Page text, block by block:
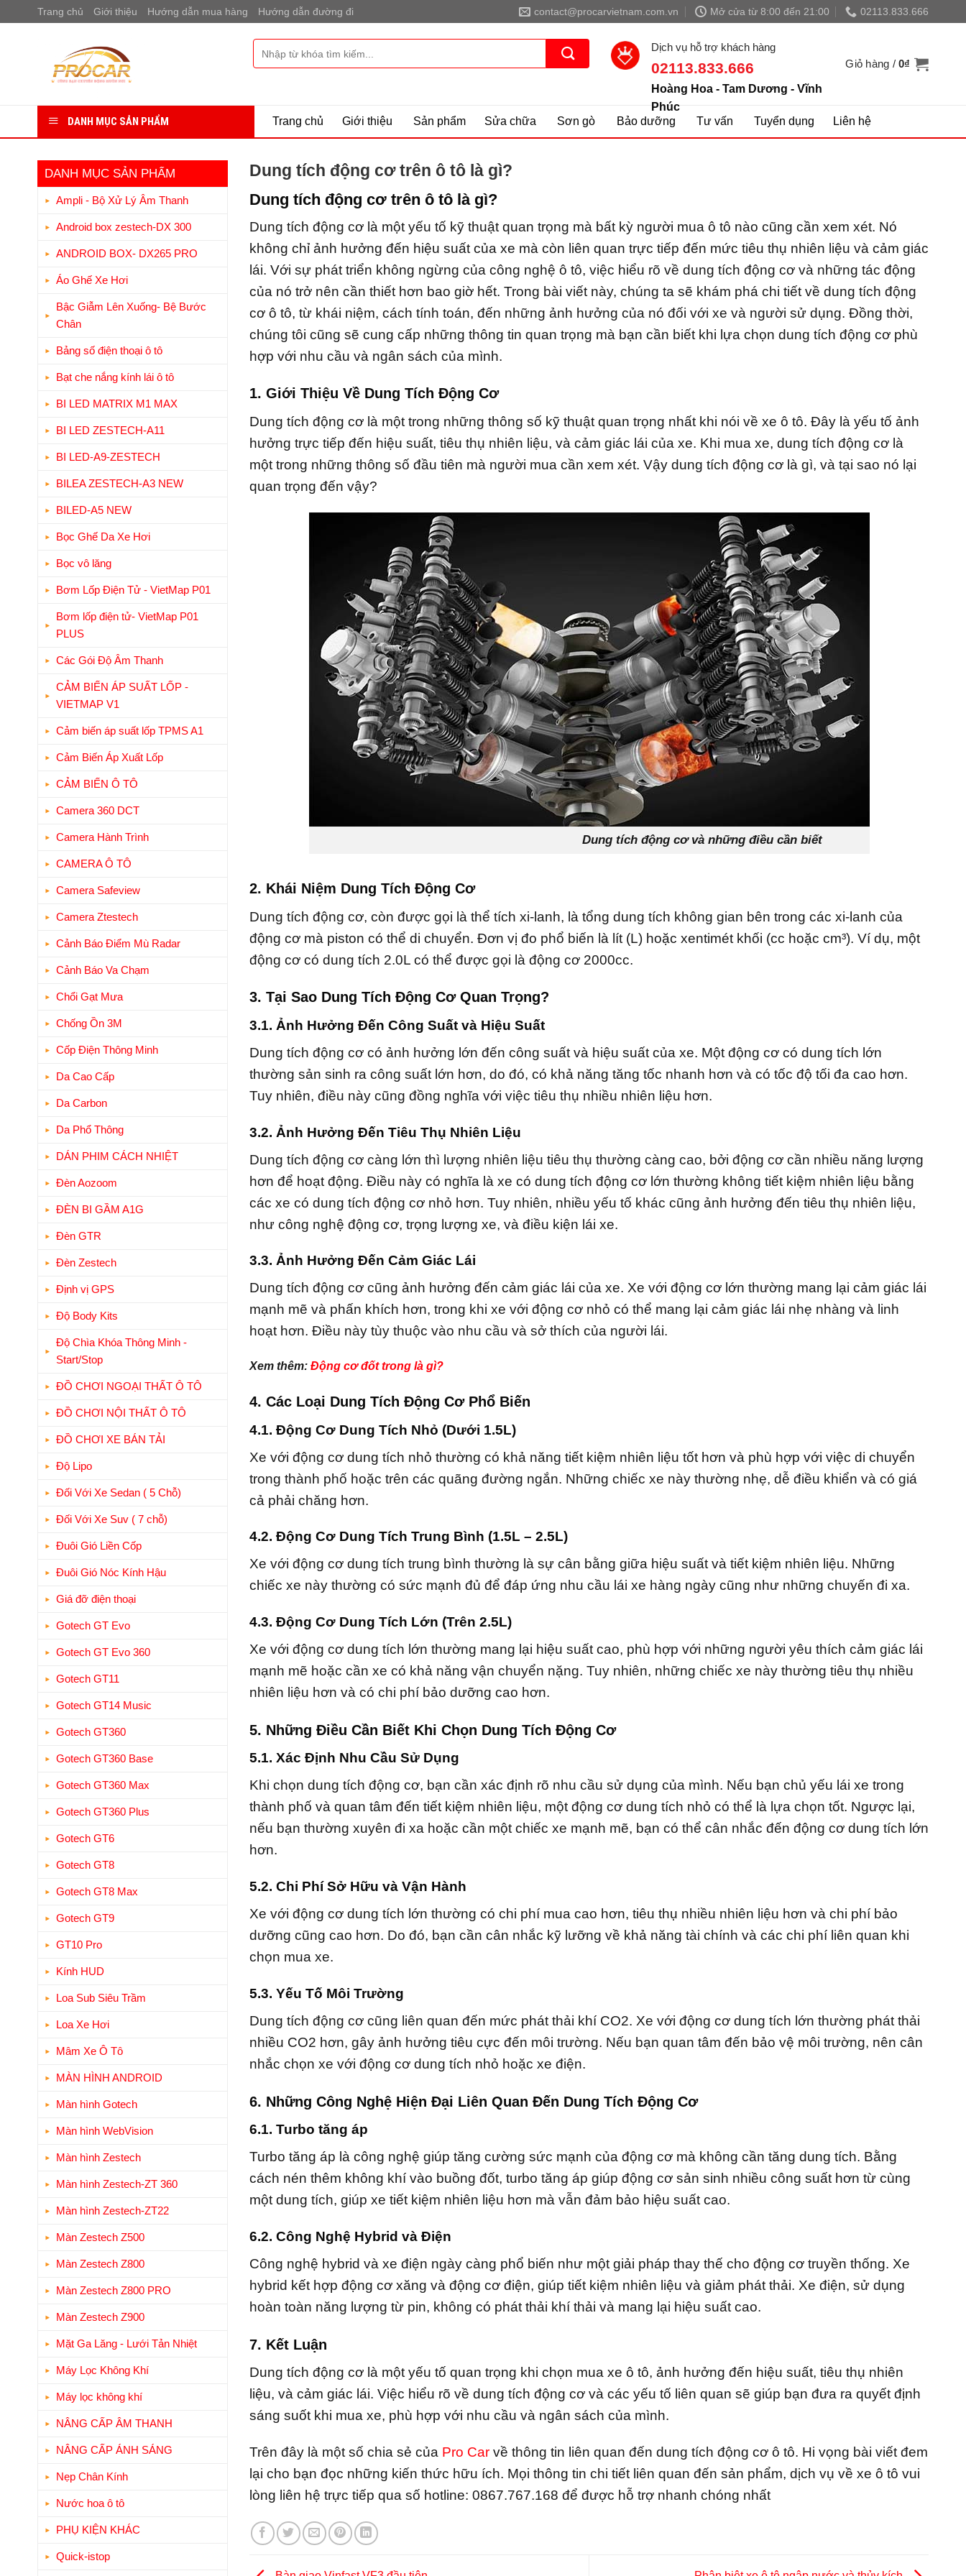
qua
Trang chủ Giới thiệu Hướng dẫn mua hàng Hướng dẫn đường đi contact@procarvietnam.com.vn Mở cửa từ 8:00 đến 21:00 02113.833.666
kiếm:
Dịch vụ hỗ trợ khách hàng
02113.833.666
Hoàng Hoa - Tam Dương - Vĩnh
Phúc
Giỏ hàng /0₫
DANH MỤC SẢN PHẨM Trang chủ Giới thiệu Sản phẩm Sửa chữa Sơn gò Bảo dưỡng Tư vấn Tuyển dụng Liên hệ
DANH MỤC SẢN PHẨM
Ampli - Bộ Xử Lý Âm Thanh
Android box zestech-DX 300
ANDROID BOX- DX265 PRO
Áo Ghế Xe Hơi
Bậc Giẫm Lên Xuống- Bệ Bước
Chân
Bảng số điện thoại ô tô
Bạt che nắng kính lái ô tô
BI LED MATRIX M1 MAX
BI LED ZESTECH-A11
BI LED-A9-ZESTECH
BILEA ZESTECH-A3 NEW
BILED-A5 NEW
Bọc Ghế Da Xe Hơi
Bọc vô lăng
Bơm Lốp Điện Tử - VietMap P01
Bơm lốp điện tử- VietMap P01
PLUS
Các Gói Độ Âm Thanh
CẢM BIẾN ÁP SUẤT LỐP -
VIETMAP V1
Cảm biến áp suất lốp TPMS A1
Cảm Biến Áp Xuất Lốp
CẢM BIẾN Ô TÔ
Camera 360 DCT
Camera Hành Trình
CAMERA Ô TÔ
Camera Safeview
Camera Ztestech
Cảnh Báo Điểm Mù Radar
Cảnh Báo Va Chạm
Chổi Gạt Mưa
Chống Ồn 3M
Cốp Điện Thông Minh
Da Cao Cấp
Da Carbon
Da Phổ Thông
DÁN PHIM CÁCH NHIỆT
Đèn Aozoom
ĐÈN BI GẦM A1G
Đèn GTR
Đèn Zestech
Định vị GPS
Độ Body Kits
Độ Chìa Khóa Thông Minh -
Start/Stop
ĐỒ CHƠI NGOẠI THẤT Ô TÔ
ĐỒ CHƠI NỘI THẤT Ô TÔ
ĐỒ CHƠI XE BÁN TẢI
Độ Lipo
Đối Với Xe Sedan ( 5 Chỗ)
Đối Với Xe Suv ( 7 chỗ)
Đuôi Gió Liền Cốp
Đuôi Gió Nóc Kính Hậu
Giá đỡ điện thoại
Gotech GT Evo
Gotech GT Evo 360
Gotech GT11
Gotech GT14 Music
Gotech GT360
Gotech GT360 Base
Gotech GT360 Max
Gotech GT360 Plus
Gotech GT6
Gotech GT8
Gotech GT8 Max
Gotech GT9
GT10 Pro
Kính HUD
Loa Sub Siêu Trầm
Loa Xe Hơi
Mâm Xe Ô Tô
MÀN HÌNH ANDROID
Màn hình Gotech
Màn hình WebVision
Màn hình Zestech
Màn hình Zestech-ZT 360
Màn hình Zestech-ZT22
Màn Zestech Z500
Màn Zestech Z800
Màn Zestech Z800 PRO
Màn Zestech Z900
Mặt Ga Lăng - Lưới Tản Nhiệt
Máy Lọc Không Khí
Máy lọc không khí
NÂNG CẤP ÂM THANH
NÂNG CẤP ÁNH SÁNG
Nẹp Chân Kính
Nước hoa ô tô
PHỤ KIỆN KHÁC
Quick-istop
Dung tích động cơ trên ô tô là gì?
Dung tích động cơ trên ô tô là gì?
Dung tích động cơ là một yếu tố kỹ thuật quan trọng mà bất kỳ người mua ô tô nào cũng cần xem xét. Nó
không chỉ ảnh hưởng đến hiệu suất của xe mà còn liên quan trực tiếp đến mức tiêu thụ nhiên liệu và cảm giác
lái. Với sự phát triển không ngừng của công nghệ ô tô, việc hiểu rõ về dung tích động cơ và những tác động
của nó trở nên cần thiết hơn bao giờ hết. Trong bài viết này, chúng ta sẽ khám phá chi tiết về dung tích động
cơ ô tô, từ khái niệm, cách tính toán, đến những ảnh hưởng của nó đối với xe và người sử dụng. Đồng thời,
chúng tôi cũng sẽ cung cấp những thông tin quan trọng mà bạn cần biết khi lựa chọn dung tích động cơ phù
hợp với nhu cầu và ngân sách của mình.
1. Giới Thiệu Về Dung Tích Động Cơ
Dung tích động cơ là một trong những thông số kỹ thuật quan trọng nhất khi nói về xe ô tô. Đây là yếu tố ảnh
hưởng trực tiếp đến hiệu suất, tiêu thụ nhiên liệu, và cảm giác lái của xe. Khi mua xe, dung tích động cơ là
một trong những thông số đầu tiên mà người mua cần xem xét. Vậy dung tích động cơ là gì, và tại sao nó lại
quan trọng đến vậy?
Dung tích động cơ và những điều cần biết
2. Khái Niệm Dung Tích Động Cơ
Dung tích động cơ, còn được gọi là thể tích xi-lanh, là tổng dung tích không gian bên trong các xi-lanh của
động cơ mà piston có thể di chuyển. Đơn vị đo phổ biến là lít (L) hoặc xentimét khối (cc hoặc cm³). Ví dụ, một
động cơ có dung tích 2.0L có thể được gọi là động cơ 2000cc.
3. Tại Sao Dung Tích Động Cơ Quan Trọng?
3.1. Ảnh Hưởng Đến Công Suất và Hiệu Suất
Dung tích động cơ có ảnh hưởng lớn đến công suất và hiệu suất của xe. Một động cơ có dung tích lớn
thường sản sinh ra công suất lớn hơn, do đó, có khả năng tăng tốc nhanh hơn và có tốc độ tối đa cao hơn.
Tuy nhiên, điều này cũng đồng nghĩa với việc tiêu thụ nhiều nhiên liệu hơn.
3.2. Ảnh Hưởng Đến Tiêu Thụ Nhiên Liệu
Dung tích động cơ càng lớn thì lượng nhiên liệu tiêu thụ thường càng cao, bởi động cơ cần nhiều năng lượng
hơn để hoạt động. Điều này có nghĩa là xe có dung tích động cơ lớn thường không tiết kiệm nhiên liệu bằng
các xe có dung tích động cơ nhỏ hơn. Tuy nhiên, nhiều yếu tố khác cũng ảnh hưởng đến tiêu thụ nhiên liệu,
như công nghệ động cơ, trọng lượng xe, và điều kiện lái xe.
3.3. Ảnh Hưởng Đến Cảm Giác Lái
Dung tích động cơ cũng ảnh hưởng đến cảm giác lái của xe. Xe với động cơ lớn thường mang lại cảm giác lái
mạnh mẽ và phấn khích hơn, trong khi xe với động cơ nhỏ có thể mang lại cảm giác lái nhẹ nhàng và linh
hoạt hơn. Điều này tùy thuộc vào nhu cầu và sở thích của người lái.
Xem thêm: Động cơ đốt trong là gì?
4. Các Loại Dung Tích Động Cơ Phổ Biến
4.1. Động Cơ Dung Tích Nhỏ (Dưới 1.5L)
Xe với động cơ dung tích nhỏ thường có khả năng tiết kiệm nhiên liệu tốt hơn và phù hợp với việc di chuyển
trong thành phố hoặc trên các quãng đường ngắn. Những chiếc xe này thường nhẹ, dễ điều khiển và có giá
cả phải chăng hơn.
4.2. Động Cơ Dung Tích Trung Bình (1.5L – 2.5L)
Xe với động cơ dung tích trung bình thường là sự cân bằng giữa hiệu suất và tiết kiệm nhiên liệu. Những
chiếc xe này thường có sức mạnh đủ để đáp ứng nhu cầu lái xe hàng ngày cũng như những chuyến đi xa.
4.3. Động Cơ Dung Tích Lớn (Trên 2.5L)
Xe với động cơ dung tích lớn thường mang lại hiệu suất cao, phù hợp với những người yêu thích cảm giác lái
mạnh mẽ hoặc cần xe có khả năng vận chuyển nặng. Tuy nhiên, những chiếc xe này thường tiêu thụ nhiều
nhiên liệu hơn và có chi phí bảo dưỡng cao hơn.
5. Những Điều Cần Biết Khi Chọn Dung Tích Động Cơ
5.1. Xác Định Nhu Cầu Sử Dụng
Khi chọn dung tích động cơ, bạn cần xác định rõ nhu cầu sử dụng của mình. Nếu bạn chủ yếu lái xe trong
thành phố và quan tâm đến tiết kiệm nhiên liệu, một động cơ dung tích nhỏ có thể là lựa chọn tốt. Ngược lại,
nếu bạn thường xuyên đi xa hoặc cần một chiếc xe mạnh mẽ, bạn có thể cân nhắc đến động cơ dung tích lớn
hơn.
5.2. Chi Phí Sở Hữu và Vận Hành
Xe với động cơ dung tích lớn thường có chi phí mua cao hơn, tiêu thụ nhiều nhiên liệu hơn và chi phí bảo
dưỡng cũng cao hơn. Do đó, bạn cần cân nhắc kỹ lưỡng về khả năng tài chính và các chi phí liên quan khi
chọn mua xe.
5.3. Yếu Tố Môi Trường
Dung tích động cơ cũng liên quan đến mức phát thải khí CO2. Xe với động cơ dung tích lớn thường phát thải
nhiều CO2 hơn, gây ảnh hưởng tiêu cực đến môi trường. Nếu bạn quan tâm đến bảo vệ môi trường, nên cân
nhắc chọn xe với động cơ dung tích nhỏ hoặc xe điện.
6. Những Công Nghệ Hiện Đại Liên Quan Đến Dung Tích Động Cơ
6.1. Turbo tăng áp
Turbo tăng áp là công nghệ giúp tăng cường sức mạnh của động cơ mà không cần tăng dung tích. Bằng
cách nén thêm không khí vào buồng đốt, turbo tăng áp giúp động cơ sản sinh nhiều công suất hơn từ cùng
một dung tích, giúp xe tiết kiệm nhiên liệu hơn mà vẫn đảm bảo hiệu suất cao.
6.2. Công Nghệ Hybrid và Điện
Công nghệ hybrid và xe điện ngày càng phổ biến như một giải pháp thay thế cho động cơ truyền thống. Xe
hybrid kết hợp động cơ xăng và động cơ điện, giúp tiết kiệm nhiên liệu và giảm phát thải. Xe điện, sử dụng
hoàn toàn năng lượng từ pin, không có phát thải khí thải và mang lại hiệu suất cao.
7. Kết Luận
Dung tích động cơ là một yếu tố quan trọng khi chọn mua xe ô tô, ảnh hưởng đến hiệu suất, tiêu thụ nhiên
liệu, và cảm giác lái. Việc hiểu rõ về dung tích động cơ và các yếu tố liên quan sẽ giúp bạn đưa ra quyết định
sáng suốt khi mua xe, phù hợp với nhu cầu và ngân sách của mình.
Trên đây là một số chia sẻ của Pro Car về thông tin liên quan đến dung tích động cơ ô tô. Hi vọng bài viết đem
lại cho bạn đọc những kiến thức hữu ích. Mọi thông tin chi tiết liên quan đến sản phẩm, dịch vụ về xe ô tô vui
lòng liên hệ trực tiếp qua số hotline: 0867.767.168 để được hỗ trợ nhanh chóng nhất